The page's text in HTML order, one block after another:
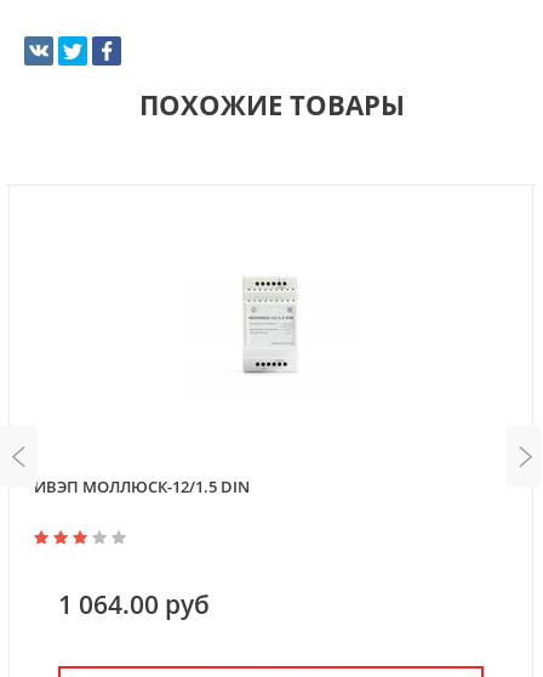
ПОХОЖИЕ ТОВАРЫ
ИВЭП МОЛЛЮСК-12/1.5 DIN
1 064.00 руб